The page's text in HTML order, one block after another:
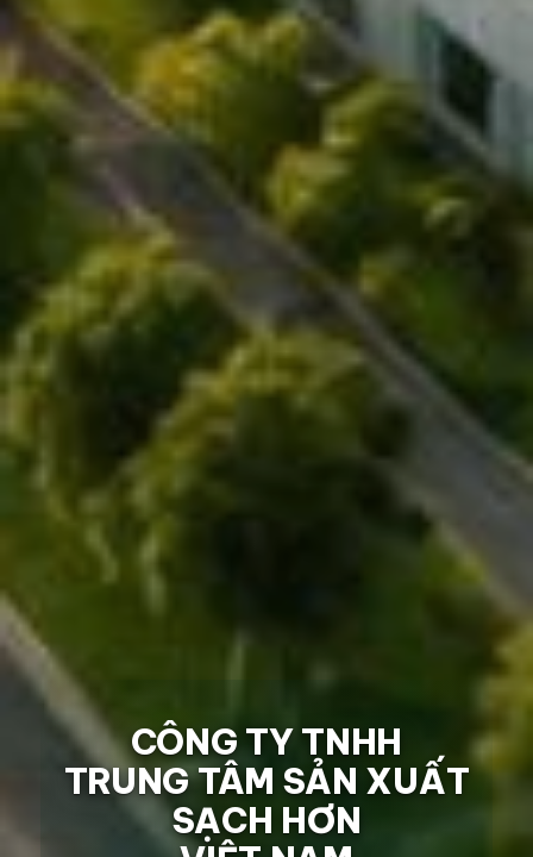
CÔNG TY TNHH
TRUNG TÂM SẢN XUẤT
SẠCH HƠN